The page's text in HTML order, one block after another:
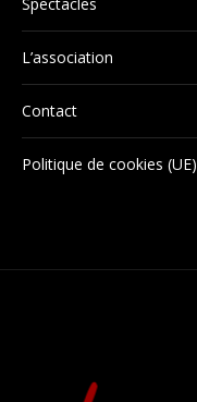
Spectacles
L’association
Contact
Politique de cookies (UE)